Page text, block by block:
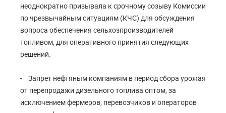
неоднократно призывала к срочному созыву Комиссии
по чрезвычайным ситуациям (КЧС) для обсуждения
вопроса обеспечения сельхозпроизводителей
топливом, для оперативного принятия следующих
решений:
- Запрет нефтяным компаниям в период сбора урожая
от перепродажи дизельного топлива оптом, за
исключением фермеров, перевозчиков и операторов